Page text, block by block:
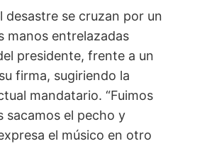
desastre se cruzan por un
manos entrelazadas
presidente, frente a un
firma, sugiriendo la
mandatario. “Fuimos
sacamos el pecho y
el músico en otro